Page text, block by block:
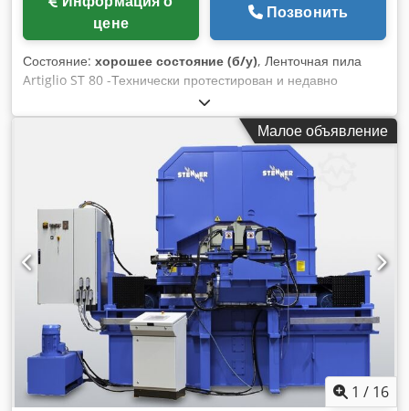
цене
Позвонить
Состояние: хорошее состояние (б/у), Ленточная пила
Artiglio ST 80 -Технически протестирован и недавно
покрашен Cjdpfeucnt Tox Acyerf
Малое объявление
1 / 16